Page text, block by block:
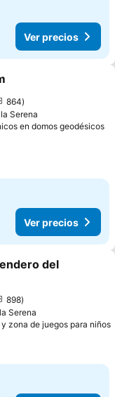
Ver precios
favoritos
864
Serena
en domos geodésicos
Ver precios
favoritos
del
898
Serena
zona de juegos para niños